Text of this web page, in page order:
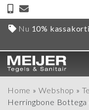
Nu 10%
Home » Webshop »
Herringbone Bottega